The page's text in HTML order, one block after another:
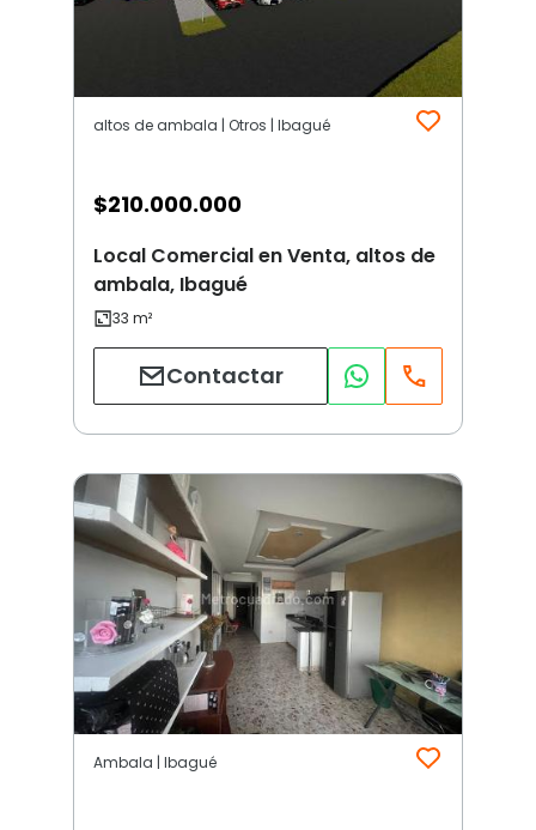
altos de ambala | Otros | Ibagué
$210.000.000
Local Comercial en Venta, altos de
ambala, Ibagué
Contactar
Ambala | Ibagué